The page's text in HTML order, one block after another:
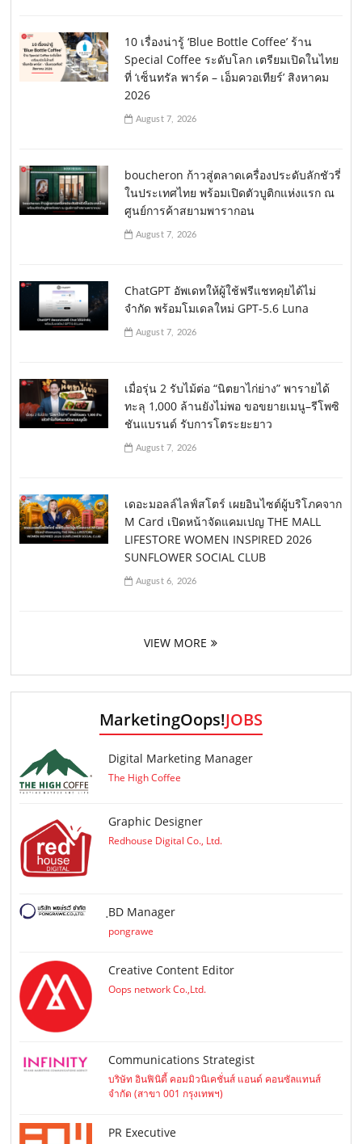
10 เรื่องน่ารู้ ‘Blue Bottle Coffee’ ร้าน
Special Coffee ระดับโลก เตรียมเปิดในไทย
ที่ ‘เซ็นทรัล พาร์ค – เอ็มควอเทียร์’ สิงหาคม
2026
August 7, 2026
boucheron ก้าวสู่ตลาดเครื่องประดับลักชัวรี่
ในประเทศไทย พร้อมเปิดตัวบูติกแห่งแรก ณ
ศูนย์การค้าสยามพารากอน
August 7, 2026
ChatGPT อัพเดทให้ผู้ใช้ฟรีแชทคุยได้ไม่
จำกัด พร้อมโมเดลใหม่ GPT-5.6 Luna
August 7, 2026
เมื่อรุ่น 2 รับไม้ต่อ “นิตยาไก่ย่าง” พารายได้
ทะลุ 1,000 ล้านยังไม่พอ ขอขยายเมนู–รีโพซิ
ชันแบรนด์ รับการโตระยะยาว
August 7, 2026
เดอะมอลล์ไลฟ์สโตร์ เผยอินไซต์ผู้บริโภคจาก
M Card เปิดหน้าจัดแคมเปญ THE MALL
LIFESTORE WOMEN INSPIRED 2026
SUNFLOWER SOCIAL CLUB
August 6, 2026
VIEW MORE
MarketingOops!JOBS
Digital Marketing Manager
The High Coffee
Graphic Designer
Redhouse Digital Co., Ltd.
ฺBD Manager
pongrawe
Creative Content Editor
Oops network Co.,Ltd.
Communications Strategist
บริษัท อินฟินิตี้ คอมมิวนิเคชั่นส์ แอนด์ คอนซัลแทนส์
จำกัด (สาขา 001 กรุงเทพฯ)
PR Executive